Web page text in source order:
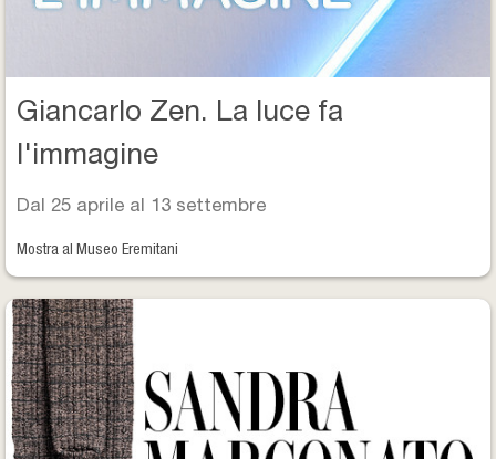
Giancarlo Zen. La luce fa
l'immagine
Dal 25 aprile al 13 settembre
Mostra al Museo Eremitani